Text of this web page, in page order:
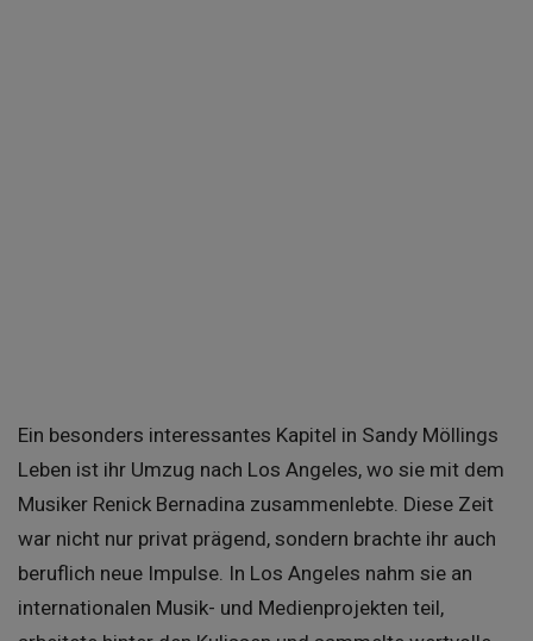
Ein besonders interessantes Kapitel in Sandy Möllings
Leben ist ihr Umzug nach Los Angeles, wo sie mit dem
Musiker Renick Bernadina zusammenlebte. Diese Zeit
war nicht nur privat prägend, sondern brachte ihr auch
beruflich neue Impulse. In Los Angeles nahm sie an
internationalen Musik- und Medienprojekten teil,